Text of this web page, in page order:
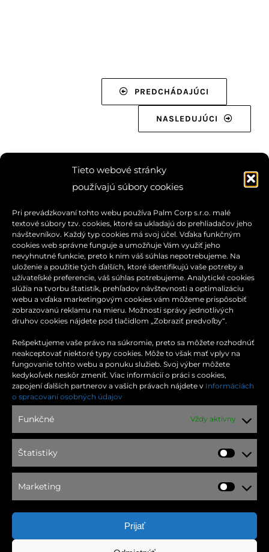
Tieto webové stránky
používajú súbory cookies
Pri prevádzkovaní tohto webu používa Palm Corp s.r.o. malé
textové súbory tzv. cookies, ktoré sa ukladajú do prehliadačov jeho
návštevníkov. Každý typ cookies má svoj účel. Vďaka funkčným
cookies web správne funguje a umožňuje Vám využiť jeho
nevyhnutné funkcie, preto k nim váš súhlas nepotrebujeme. Na
uloženie a použitie tých ďalších, ktoré identifikujú vaše potreby a
užívateľské preferencie, váš súhlas potrebujeme. Analytické cookies
slúžia na tvorbu štatistík, prehľadov návštevnosti a optimalizáciu
webu a vďaka marketingovým cookies vám môžeme prispôsobiť
zobrazovanú reklamu na mieru. Možnosti správy jednotlivých
druhov cookies nájdete pod tlačidlom „Zobraziť predvoľby“.
Rešpektujeme vaše právo na súkromie, preto sa môžete rozhodnúť
neakceptovať niektoré typy cookies. Môže to však mať vplyv na
fungovanie tohto webu a ponuku služieb. Svoj výber môžete
kedykoľvek neskôr zmeniť. Viac informácií o práci s cookies,
zapojení ďalších partnerov a vašich právach nájdete v Informáciách
o spracovaní osobných údajov
Funkčné Vždy aktívny
Štatistiky
Marketing
Prijať
PREDCHÁDAJÚCI
NASLEDUJÚCI
KONTAKT
Moldavská cesta 32